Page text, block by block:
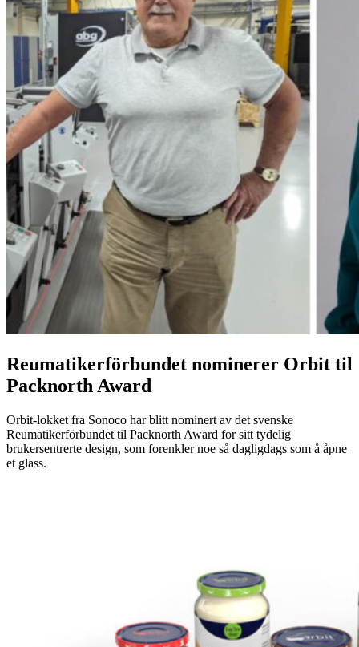
Reumatikerförbundet nominerer Orbit til
Packnorth Award
Orbit-lokket fra Sonoco har blitt nominert av det svenske
Reumatikerförbundet til Packnorth Award for sitt tydelig
brukersentrerte design, som forenkler noe så dagligdags som å åpne
et glass.